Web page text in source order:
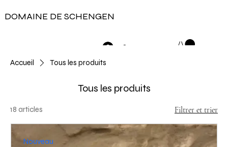
DOMAINE DE SCHENGEN
Se connecter
Accueil
Tous les produits
Tous les produits
18 articles Filtrer et trier
Nouveau